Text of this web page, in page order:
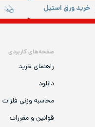
خرید ورق استیل
صفحه‌های کاربردی
راهنمای خرید
دانلود
محاسبه وزنی فلزات
قوانین و مقررات